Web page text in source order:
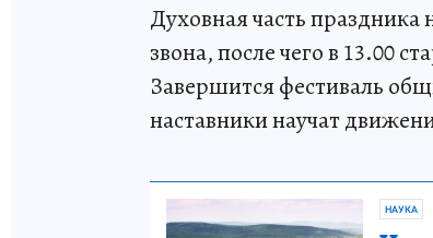
Духовная часть праздника
звона, после чего в 13.00
Завершится фестиваль
наставники научат
НАУКА